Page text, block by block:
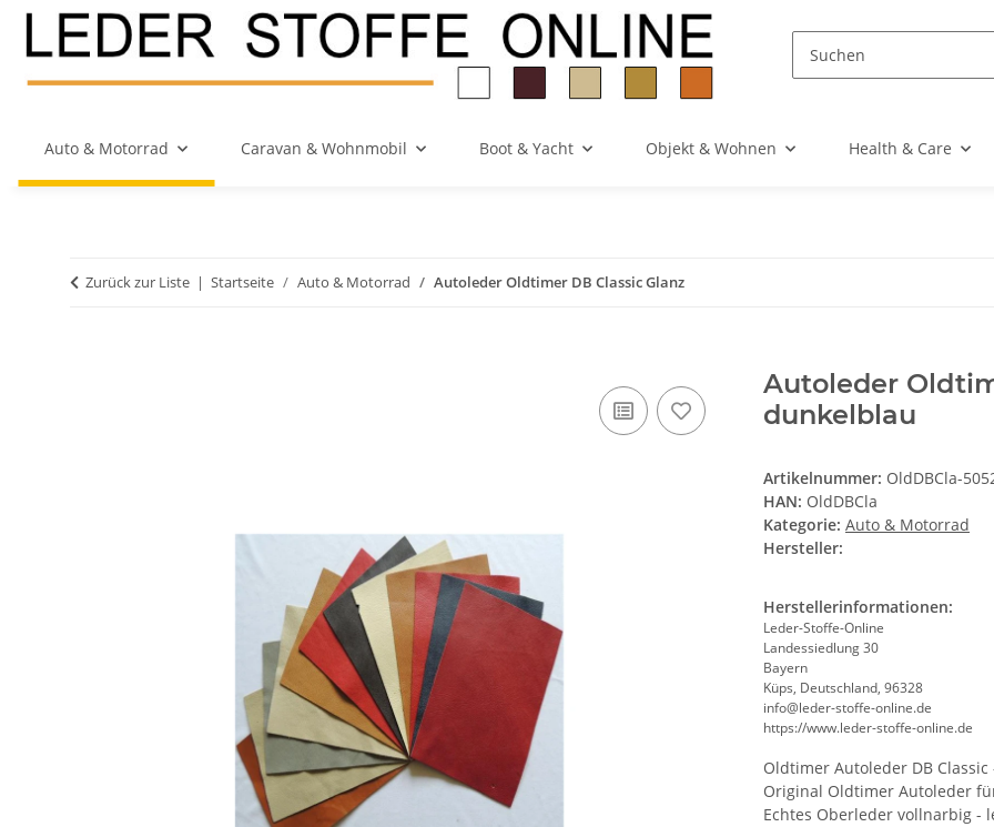
Auto & Motorrad Caravan & Wohnmobil Boot & Yacht Objekt & Wohnen Health & Care
Zurück zur Liste Startseite Auto & Motorrad Autoleder Oldtimer DB Classic Glanz
Autoleder
dunkelblau
Artikelnummer: OldDBCla-
HAN: OldDBCla
Kategorie: Auto & Motorrad
Hersteller:
Herstellerinformationen:
Leder-Stoffe-Online
Landessiedlung 30
Bayern
Küps, Deutschland, 96328
info@leder-stoffe-online.de
https://www.leder-stoffe-online.de
Oldtimer Autoleder DB Classic
Original Oldtimer Autoleder
Echtes Oberleder vollnarbig -